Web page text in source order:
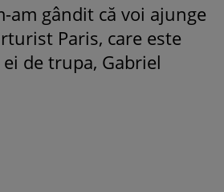
am gândit că voi ajunge
Paris, care este
de trupa, Gabriel